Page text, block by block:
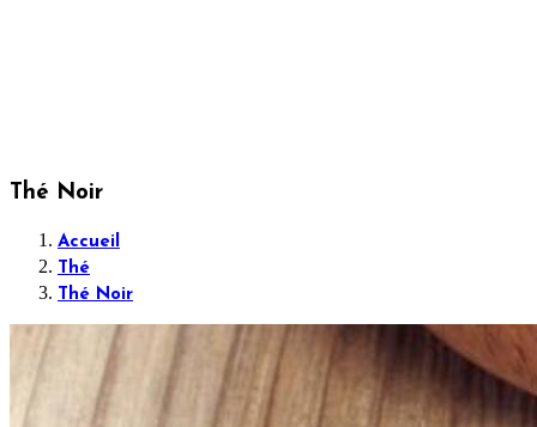
Thé Noir
Accueil
Thé
Thé Noir